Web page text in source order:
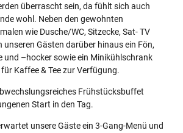
überrascht sein, da fühlt sich auch
wohl. Neben den gewohnten
wie Dusche/WC, Sitzecke, Sat- TV
unseren Gästen darüber hinaus ein Fön,
und –hocker sowie ein Minikühlschrank
Kaffee & Tee zur Verfügung.
Frühstücksbuffet
Start in den Tag.
unsere Gäste ein 3-Gang-Menü und